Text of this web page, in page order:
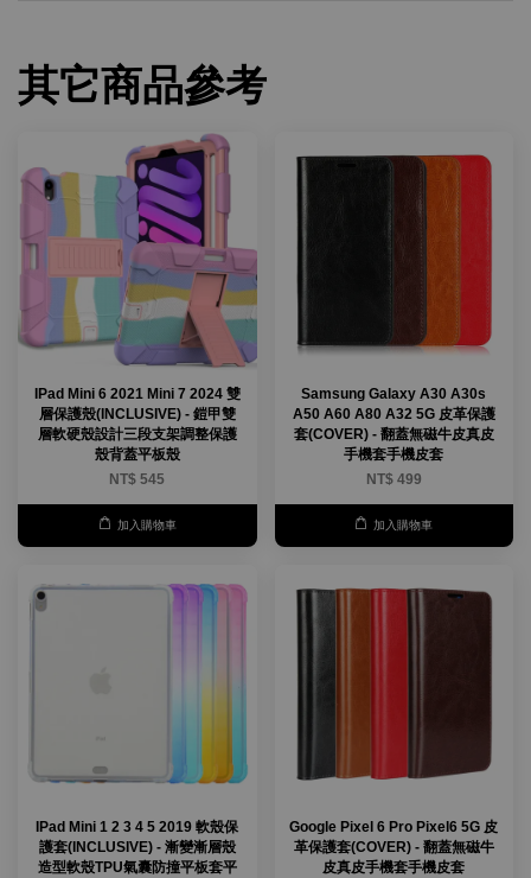
其它商品參考
IPad Mini 6 2021 Mini 7 2024 雙
層保護殼(INCLUSIVE) - 鎧甲雙
層軟硬殼設計三段支架調整保護
殼背蓋平板殼
NT$ 545
加入購物車
Samsung Galaxy A30 A30s
A50 A60 A80 A32 5G 皮革保護
套(COVER) - 翻蓋無磁牛皮真皮
手機套手機皮套
NT$ 499
加入購物車
IPad Mini 1 2 3 4 5 2019 軟殼保
護套(INCLUSIVE) - 漸變漸層殼
造型軟殼TPU氣囊防撞平板套平
Google Pixel 6 Pro Pixel6 5G 皮
革保護套(COVER) - 翻蓋無磁牛
皮真皮手機套手機皮套